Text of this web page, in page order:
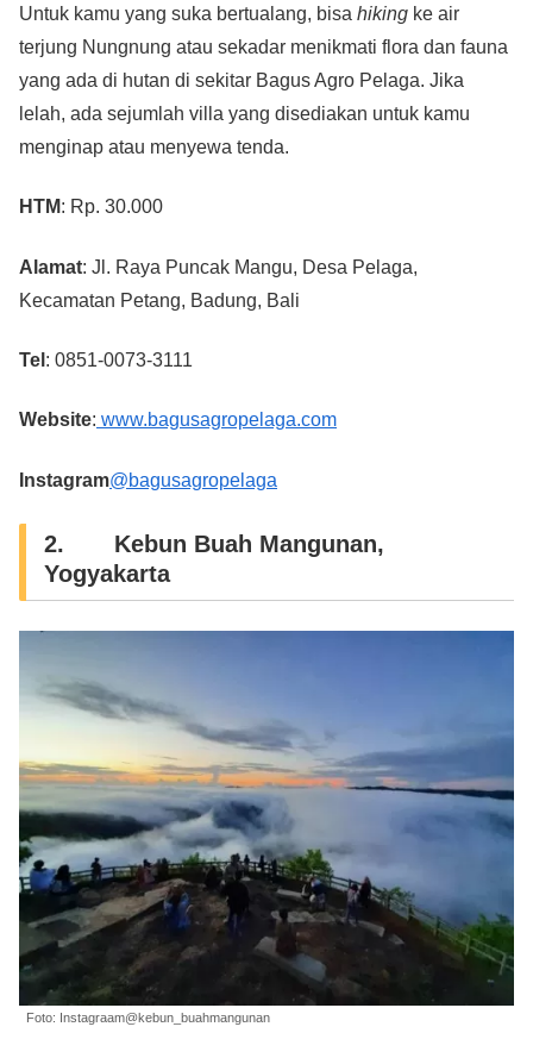
Untuk kamu yang suka bertualang, bisa hiking ke air
terjung Nungnung atau sekadar menikmati flora dan fauna
yang ada di hutan di sekitar Bagus Agro Pelaga. Jika
lelah, ada sejumlah villa yang disediakan untuk kamu
menginap atau menyewa tenda.
HTM: Rp. 30.000
Alamat: Jl. Raya Puncak Mangu, Desa Pelaga,
Kecamatan Petang, Badung, Bali
Tel : 0851-0073-3111
Website: www.bagusagropelaga.com
Instagram@bagusagropelaga
2. Kebun Buah Mangunan,
Yogyakarta
Foto: Instagraam@kebun_buahmangunan